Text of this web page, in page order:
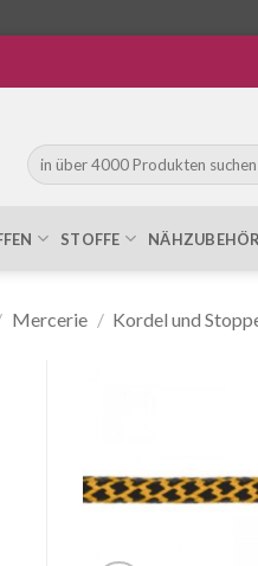
Suche
nach:
STOFFE NÄHZUBEHÖR
Mercerie / Kordel und